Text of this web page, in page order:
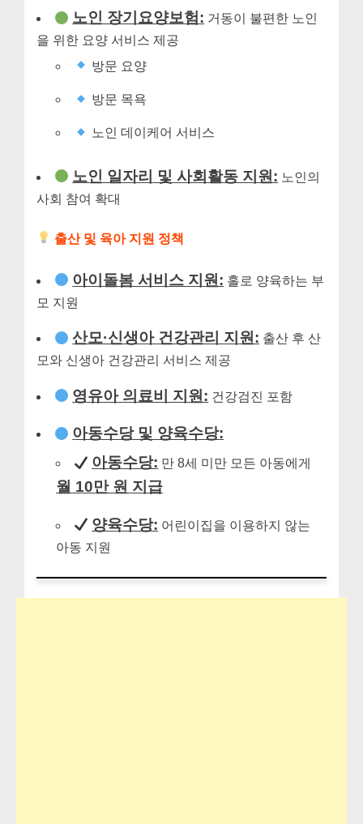
노인 장기요양보험: 거동이 불편한 노인
을 위한 요양 서비스 제공
방문 요양
방문 목욕
노인 데이케어 서비스
노인 일자리 및 사회활동 지원: 노인의
사회 참여 확대
출산 및 육아 지원 정책
아이돌봄 서비스 지원: 홀로 양육하는 부
모 지원
산모·신생아 건강관리 지원: 출산 후 산
모와 신생아 건강관리 서비스 제공
영유아 의료비 지원: 건강검진 포함
아동수당 및 양육수당:
아동수당: 만 8세 미만 모든 아동에게
월 10만 원 지급
양육수당: 어린이집을 이용하지 않는
아동 지원